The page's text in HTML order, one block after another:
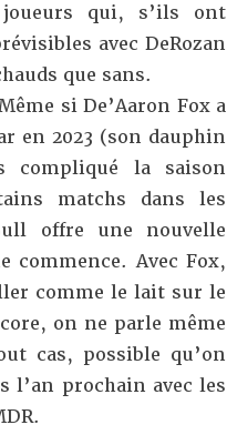
qui, s’ils ont
avec DeRozan
que sans.
si De’Aaron Fox a
en 2023 (son dauphin
compliqué la saison
matchs dans les
offre une nouvelle
Avec Fox,
comme le lait sur le
on ne parle même
cas, possible qu’on
l’an prochain avec les